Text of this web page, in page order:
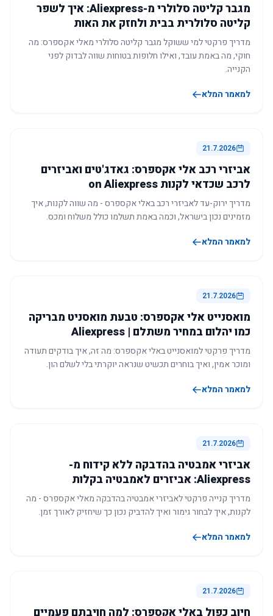
מגבר קליטה סלולרי מ-Aliexpress: איך לשפר
קליטה סלולרית בבית ולחזק את האות
מדריך פרקטי למי ששוקל מגבר קליטה סלולרי מאלי אקספרס: מה
חוקי, מה באמת עובד, ואילו חלופות בטוחות שווה לבדוק לפני
הקנייה.
למאמר המלא
21.7.2026
אביזרי רכב אלי אקספרס: גאדג'טים ואביזרים
לרכב שכדאי לקנות on Aliexpress
מדריך ירוק-עד לאביזרי רכב באלי אקספרס - מה שווה לקנות, איך
מזמינים נכון בישראל, וכמה באמת תשלמו כולל משלוח ומכס.
למאמר המלא
21.7.2026
מואסנייט אלי אקספרס: טבעת מואסניט מבריקה
כמו יהלום במחיר משתלם | Aliexpress
מדריך פרקטי למואסנייט באלי אקספרס: מה זה, איך בודקים תעודה
ומוכר אמין, ואיך בוחרים תכשיט שנראה יוקרתי בלי לשלם הון.
למאמר המלא
21.7.2026
אביזרי אמבטיה בהדבקה ללא קידוח מ-
Aliexpress: אביזרים לאמבטיה בקלות
מדריך קנייה פרקטי לאביזרי אמבטיה בהדבקה מאלי אקספרס - מה
לקנות, איך לבחור גימור ואיך להדביק נכון כך שיחזיק לאורך זמן.
למאמר המלא
21.7.2026